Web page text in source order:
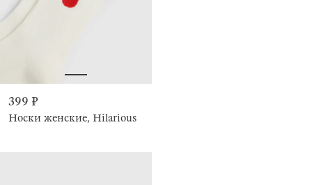
399 ₽
Носки женские, Hilarious